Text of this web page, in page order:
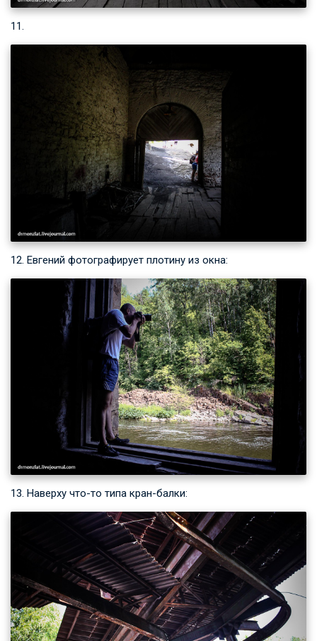
11.
12. Евгений фотографирует плотину из окна:
13. Наверху что-то типа кран-балки: